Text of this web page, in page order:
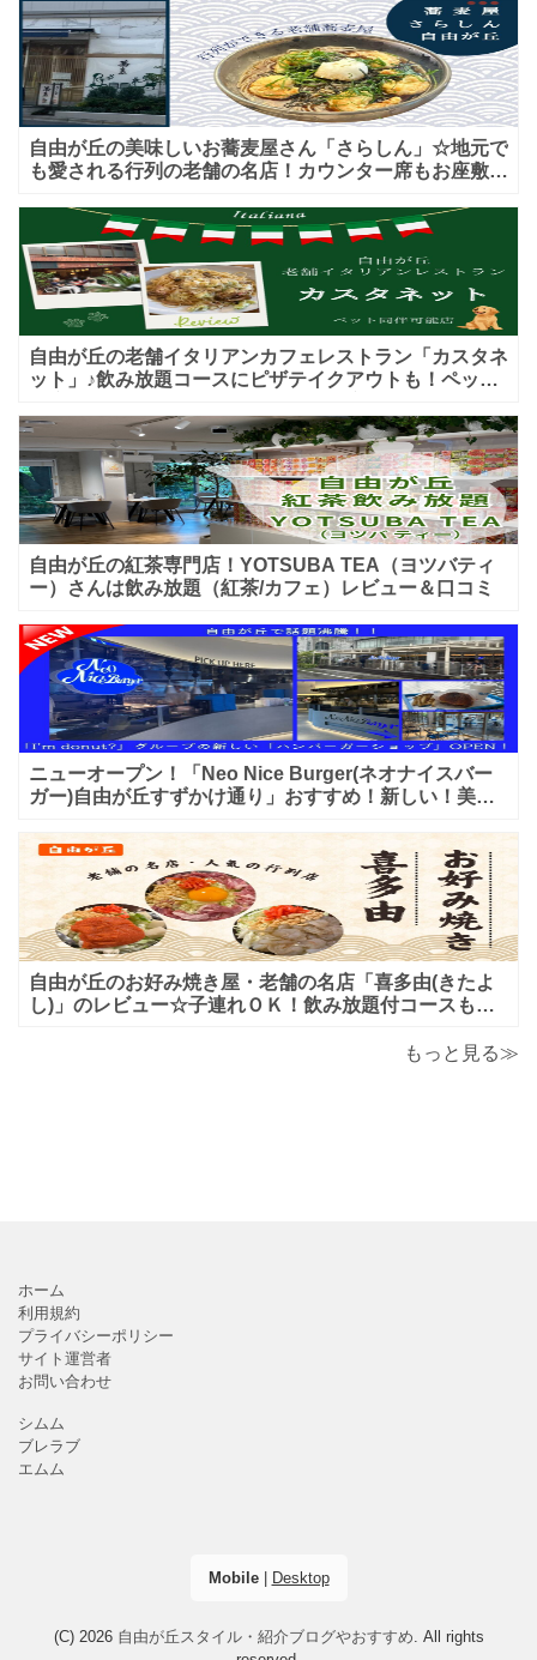
自由が丘の美味しいお蕎麦屋さん「さらしん」☆地元で
も愛される行列の老舗の名店！カウンター席もお座敷も
自由が丘の老舗イタリアンカフェレストラン「カスタネ
ット」♪飲み放題コースにピザテイクアウトも！ペット
自由が丘の紅茶専門店！YOTSUBA TEA（ヨツバティ
ー）さんは飲み放題（紅茶/カフェ）レビュー＆口コミ
ニューオープン！「Neo Nice Burger(ネオナイスバー
ガー)自由が丘すずかけ通り」おすすめ！新しい！美味
自由が丘のお好み焼き屋・老舗の名店「喜多由(きたよ
し)」のレビュー☆子連れＯＫ！飲み放題付コースも！
もっと見る≫
ホーム
利用規約
プライバシーポリシー
サイト運営者
お問い合わせ
シムム
ブレラブ
エムム
Mobile| Desktop
(C) 2026 自由が丘スタイル・紹介ブログやおすすめ. All rights